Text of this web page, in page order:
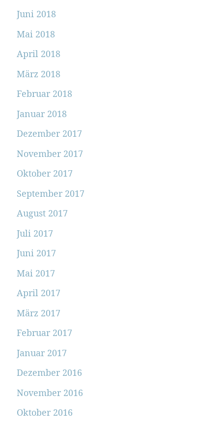
Juni 2018
Mai 2018
April 2018
März 2018
Februar 2018
Januar 2018
Dezember 2017
November 2017
Oktober 2017
September 2017
August 2017
Juli 2017
Juni 2017
Mai 2017
April 2017
März 2017
Februar 2017
Januar 2017
Dezember 2016
November 2016
Oktober 2016